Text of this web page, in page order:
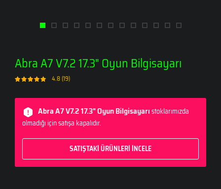
Abra A7 V7.2 17.3" Oyun Bilgisayarı
4.8 (19)
Abra A7 V7.2 17.3" Oyun Bilgisayarıstoklarımızda
olmadığı için satışa kapalıdır.
SATIŞTAKİ ÜRÜNLERİ İNCELE